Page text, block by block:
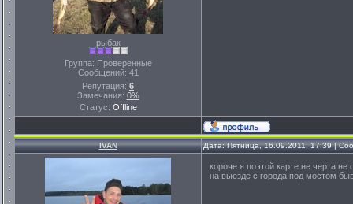
рыбак
Группа: Проверенные
Сообщений: 41
Репутация: 6
Замечания: 0%
Статус: Offline
IVAN Дата: Пятница, 16.09.2011, 17:39 |
короче я поэтой карте не черта
на выезде с города под мостом